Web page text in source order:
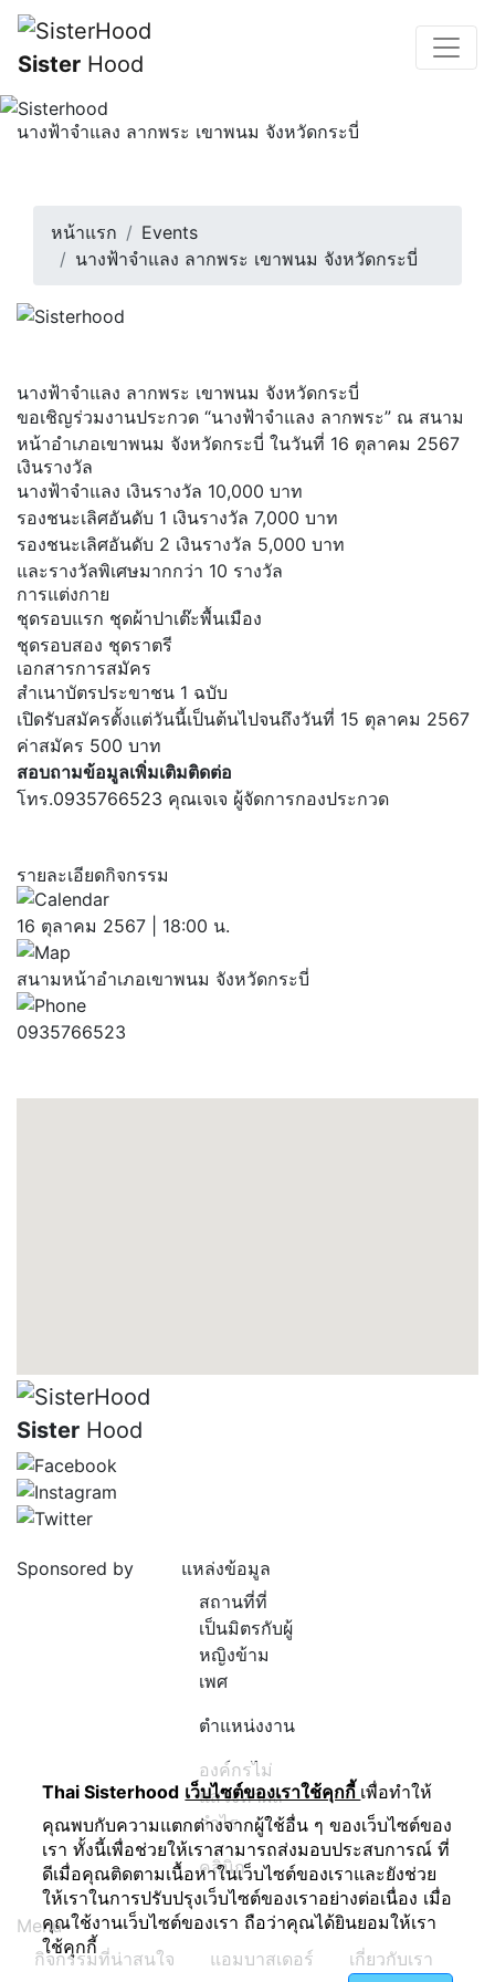
Sister Hood
นางฟ้าจำแลง ลากพระ เขาพนม จังหวัดกระบี่
หน้าแรก
Events
นางฟ้าจำแลง ลากพระ เขาพนม จังหวัดกระบี่
นางฟ้าจำแลง ลากพระ เขาพนม จังหวัดกระบี่
ขอเชิญร่วมงานประกวด “นางฟ้าจำแลง ลากพระ” ณ สนาม
หน้าอำเภอเขาพนม จังหวัดกระบี่ ในวันที่ 16 ตุลาคม 2567
เงินรางวัล
นางฟ้าจำแลง เงินรางวัล 10,000 บาท
รองชนะเลิศอันดับ 1 เงินรางวัล 7,000 บาท
รองชนะเลิศอันดับ 2 เงินรางวัล 5,000 บาท
และรางวัลพิเศษมากกว่า 10 รางวัล
การแต่งกาย
ชุดรอบแรก ชุดผ้าปาเต๊ะพื้นเมือง
ชุดรอบสอง ชุดราตรี
เอกสารการสมัคร
สำเนาบัตรประขาชน 1 ฉบับ
เปิดรับสมัครตั้งแต่วันนี้เป็นต้นไปจนถึงวันที่ 15 ตุลาคม 2567
ค่าสมัคร 500 บาท
สอบถามข้อมูลเพิ่มเติมติดต่อ
โทร.0935766523 คุณเจเจ ผู้จัดการกองประกวด
รายละเอียดกิจกรรม
16 ตุลาคม 2567 | 18:00 น.
สนามหน้าอำเภอเขาพนม จังหวัดกระบี่
0935766523
Sister Hood
Sponsored by
แหล่งข้อมูล
สถานที่ที่
เป็นมิตรกับผู้
หญิงข้าม
เพศ
ตำแหน่งงาน
องค์กรไม่
แสวงหาผล
กำไร
คลินิก
Menu
กิจกรรมที่น่าสนใจ
แอมบาสเดอร์ เกี่ยวกับเรา
Thai Sisterhood เว็บไซต์ของเราใช้คุกกี้ เพื่อทำให้
คุณพบกับความแตกต่างจากผู้ใช้อื่น ๆ ของเว็บไซต์ของ
เรา ทั้งนี้เพื่อช่วยให้เราสามารถส่งมอบประสบการณ์ ที่
ดีเมื่อคุณติดตามเนื้อหาในเว็บไซต์ของเราและยังช่วย
ให้เราในการปรับปรุงเว็บไซต์ของเราอย่างต่อเนื่อง เมื่อ
คุณใช้งานเว็บไซต์ของเรา ถือว่าคุณได้ยินยอมให้เรา
ใช้คุกกี้